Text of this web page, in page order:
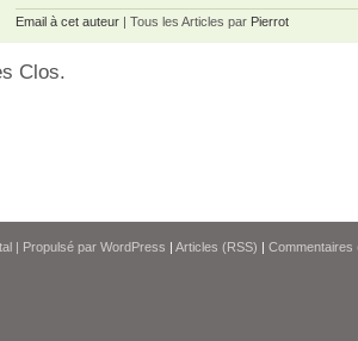
Email à cet auteur | Tous les Articles par Pierrot
Clos.
| Propulsé par WordPress | Articles (RSS) | Commentaires